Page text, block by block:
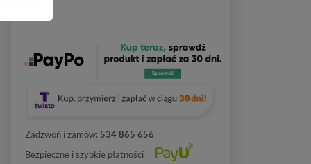
Zadzwoń i zamów: 534 865 656
Bezpieczne i szybkie płatności